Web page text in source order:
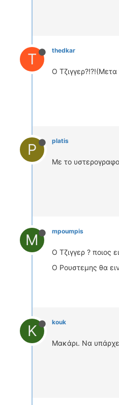
T thedkar
Ο
P platis
Με το
M mpoumpis
O Τζιγγερ ? ποιος
Ο Ρουστεμης θα
K kouk
Μακάρι. Να